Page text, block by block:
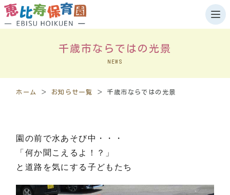
施設案内
千歳
お知らせ
岩見沢
千歳市ならではの光景
NEWS
ホーム ＞ お知らせ一覧 ＞ 千歳市ならではの光景
園の前で水あそび中・・・
「何か聞こえるよ！？」
と道路を気にする子どもたち